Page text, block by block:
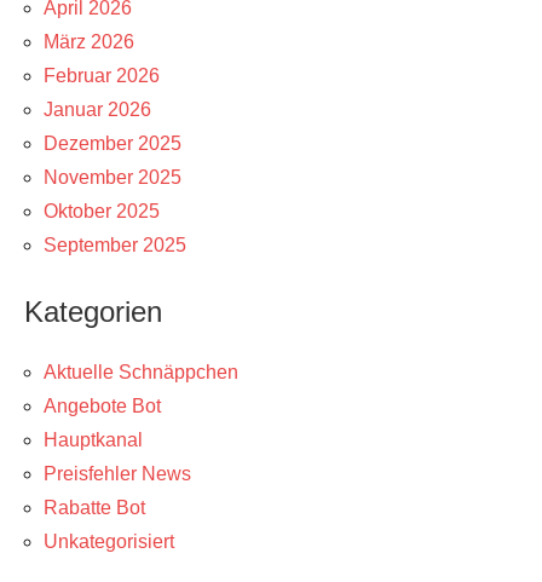
April 2026
März 2026
Februar 2026
Januar 2026
Dezember 2025
November 2025
Oktober 2025
September 2025
Kategorien
Aktuelle Schnäppchen
Angebote Bot
Hauptkanal
Preisfehler News
Rabatte Bot
Unkategorisiert